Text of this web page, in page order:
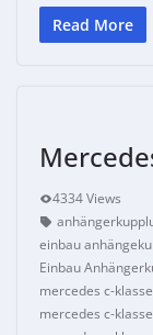
Read More
4334 Views
einbau
Einbau
mercedes c-
mercedes c-